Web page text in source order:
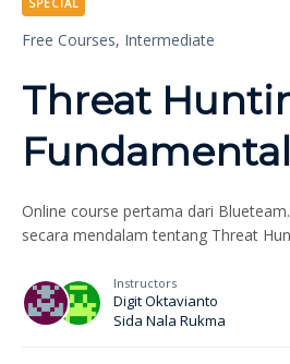
Free Courses, Intermediate
SPECIAL
Threat
Online course pertama dari
secara mendalam tentang Threat
Instructors
Digit Oktavianto
Sida Nala Rukma